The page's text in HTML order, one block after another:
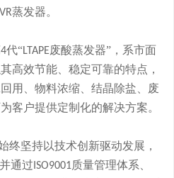
蒸发器。
4代“LTAPE废酸蒸发器” ，系市面
其高效节能、稳定可靠的特点，
用、物料浓缩、结晶除盐、废
为客户提供定制化的解决方案。
终坚持以技术创新驱动发展，
通过 ISO9001质量管理体系、